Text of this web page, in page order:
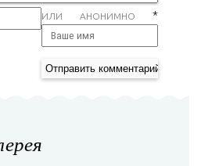
ИЛИ АНОНИМНО *